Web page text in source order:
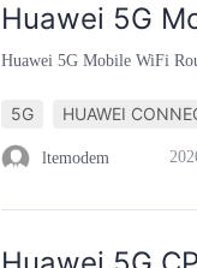
Huawei 5G
Huawei 5G Mobile WiFi
5G HUAWEI
ltemodem